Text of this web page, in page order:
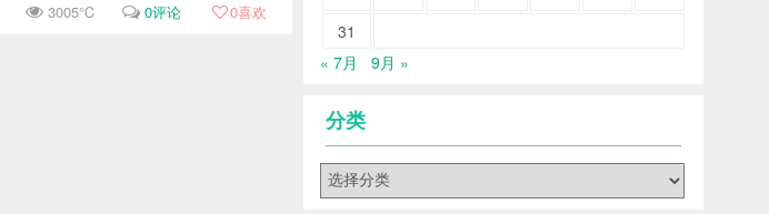
3005℃ 0评论 0喜欢
31
« 7月
9月 »
分类